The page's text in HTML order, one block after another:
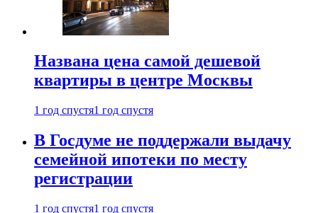
Названа цена самой дешевой
квартиры в центре Москвы
1 год спустя1 год спустя
В Госдуме не поддержали выдачу
семейной ипотеки по месту
регистрации
1 год спустя1 год спустя